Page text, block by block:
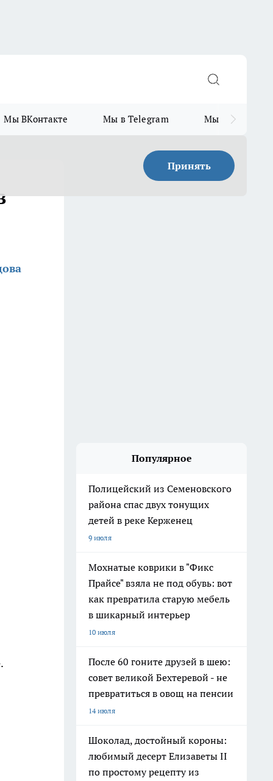
Мы ВКонтакте Мы в Telegram Мы в MAX
Принять
Популярное
Полицейский из Семеновского
района спас двух тонущих
детей в реке Керженец
9 июля
Мохнатые коврики в "Фикс
Прайсе" взяла не под обувь: вот
как превратила старую мебель
в шикарный интерьер
10 июля
После 60 гоните друзей в шею:
совет великой Бехтеревой - не
превратиться в овощ на пенсии
14 июля
Шоколад, достойный короны:
любимый десерт Елизаветы II
по простому рецепту из